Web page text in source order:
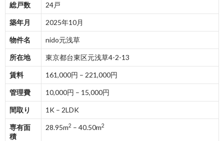
総戸数 24戸
築年月 2025年10月
物件名 nido元浅草
所在地 東京都台東区元浅草4-2-13
賃料 161,000円 – 221,000円
管理費 10,000円 – 15,000円
間取り 1K – 2LDK
専有面
積
28.95m2 – 40.50m2